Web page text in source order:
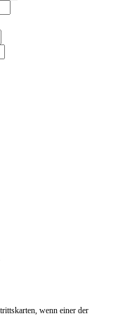
wenn einer der